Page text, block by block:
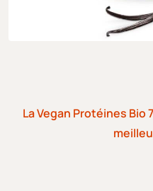
La Vegan Protéines Bio